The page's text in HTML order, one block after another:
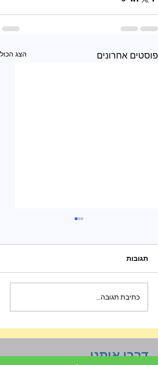
פוסטים אחרונים הצג הכול
הילד שלכם בקבוצת
תגובות
כתיבת תגובה...
דברו איתנו